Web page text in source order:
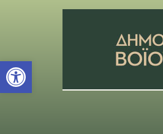
Ανοίξτε τη γραμμή